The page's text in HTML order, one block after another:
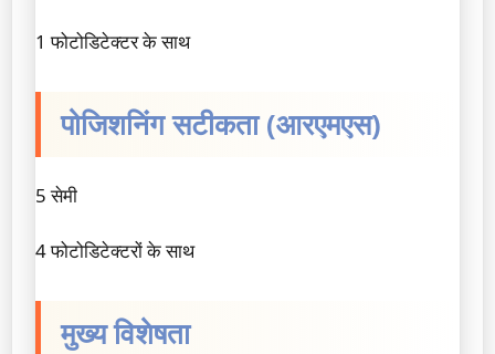
1 फोटोडिटेक्टर के साथ
पोजिशनिंग सटीकता (आरएमएस)
5 सेमी
4 फोटोडिटेक्टरों के साथ
मुख्य विशेषता